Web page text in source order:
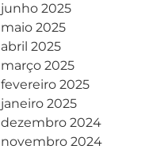
junho 2025
maio 2025
abril 2025
março 2025
fevereiro 2025
janeiro 2025
dezembro 2024
novembro 2024